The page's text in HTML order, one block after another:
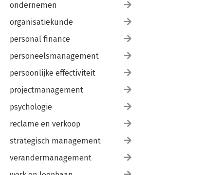
ondernemen
organisatiekunde
personal finance
personeelsmanagement
persoonlijke effectiviteit
projectmanagement
psychologie
reclame en verkoop
strategisch management
verandermanagement